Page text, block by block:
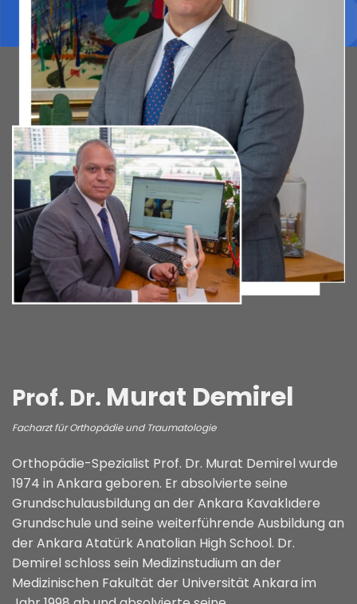
Prof. Dr. Murat Demirel
Facharzt für Orthopädie und Traumatologie
Orthopädie-Spezialist Prof. Dr. Murat Demirel wurde
1974 in Ankara geboren. Er absolvierte seine
Grundschulausbildung an der Ankara Kavaklıdere
Grundschule und seine weiterführende Ausbildung an
der Ankara Atatürk Anatolian High School. Dr.
Demirel schloss sein Medizinstudium an der
Medizinischen Fakultät der Universität Ankara im